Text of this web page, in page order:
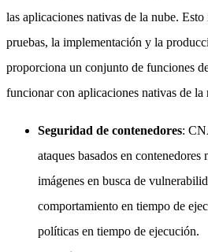
las aplicaciones nativas de la nube.
pruebas, la implementación y la
proporciona un conjunto de funciones
funcionar con aplicaciones nativas de la
Seguridad de contenedores:
ataques basados en contenedores
imágenes en busca de
comportamiento en tiempo de
políticas en tiempo de ejecución.